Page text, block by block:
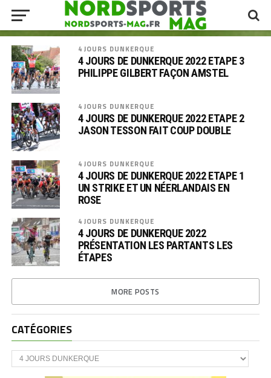
4 JOURS DUNKERQUE
4 JOURS DE DUNKERQUE 2022 ETAPE 3
PHILIPPE GILBERT FAÇON AMSTEL
4 JOURS DUNKERQUE
4 JOURS DE DUNKERQUE 2022 ETAPE 2
JASON TESSON FAIT COUP DOUBLE
4 JOURS DUNKERQUE
4 JOURS DE DUNKERQUE 2022 ETAPE 1
UN STRIKE ET UN NÉERLANDAIS EN
ROSE
4 JOURS DUNKERQUE
4 JOURS DE DUNKERQUE 2022
PRÉSENTATION LES PARTANTS LES
ÉTAPES
MORE POSTS
CATÉGORIES
CATÉGORIES